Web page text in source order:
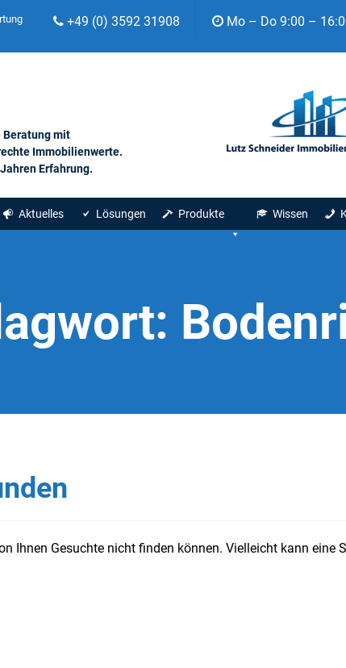
+49 (0) 3592 31908 Mo – Do 9:00 –
Beratung mit
Immobilienwerte.
Erfahrung.
Aktuelles Lösungen Produkte Wissen
Ihnen Gesuchte nicht finden können. Vielleicht kann eine